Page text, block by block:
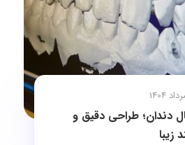
دندان؛ طراحی دقیق و
زیبا